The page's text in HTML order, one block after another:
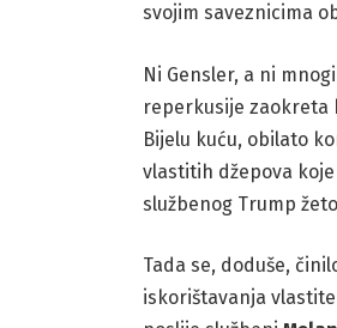
svojim saveznicima
Ni Gensler, a ni
reperkusije zaokreta
Bijelu kuću, obilato
vlastitih džepova
službenog Trump
Tada se, doduše,
iskorištavanja